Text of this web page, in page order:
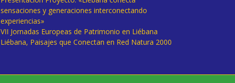
sensaciones y generaciones interconectando
experiencias»
VII Jornadas Europeas de Patrimonio en Liébana
Liébana, Paisajes que Conectan en Red Natura 2000